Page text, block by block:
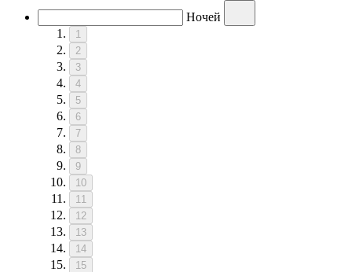
Ночей
1
2
3
4
5
6
7
8
9
10
11
12
13
14
15